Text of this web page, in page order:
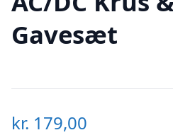
Gavesæt
kr. 179,00